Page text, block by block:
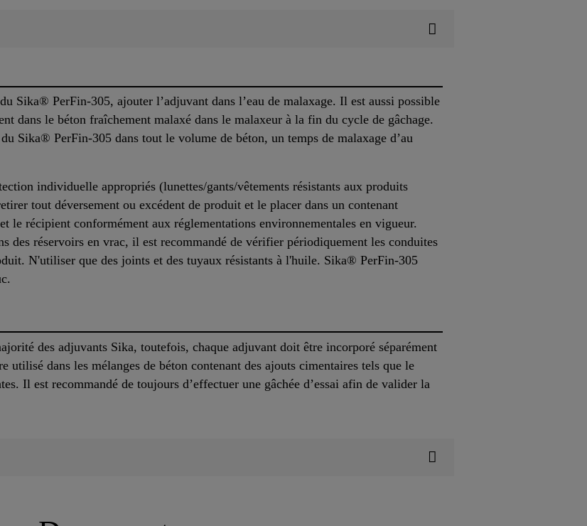
Sika® PerFin-305, ajouter l’adjuvant dans l’eau de malaxage. Il est aussi possible
dans le béton fraîchement malaxé dans le malaxeur à la fin du cycle de gâchage.
Sika® PerFin-305 dans tout le volume de béton, un temps de malaxage d’au
individuelle appropriés (lunettes/gants/vêtements résistants aux produits
tout déversement ou excédent de produit et le placer dans un contenant
le récipient conformément aux réglementations environnementales en vigueur.
des réservoirs en vrac, il est recommandé de vérifier périodiquement les conduites
N'utiliser que des joints et des tuyaux résistants à l'huile. Sika® PerFin-305
des adjuvants Sika, toutefois, chaque adjuvant doit être incorporé séparément
utilisé dans les mélanges de béton contenant des ajouts cimentaires tels que le
Il est recommandé de toujours d’effectuer une gâchée d’essai afin de valider la